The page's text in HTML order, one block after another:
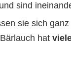
sind
sie sich
hat